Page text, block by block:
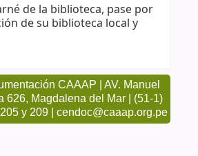
de la biblioteca, pase por
de su biblioteca local y
CAAAP | AV. Manuel
626, Magdalena del Mar | (51-1)
y 209 | cendoc@caaap.org.pe